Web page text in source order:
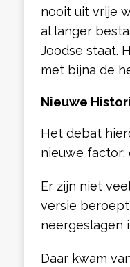
nooit uit vrije
al langer
Joodse staat.
met bijna de
Nieuwe
Het debat
nieuwe factor:
Er zijn niet
versie
neergeslagen
Daar kwam